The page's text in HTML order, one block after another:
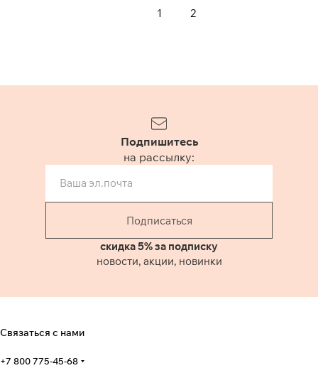
1 2
Подпишитесь
на рассылку:
Подписаться
скидка 5% за подписку
новости, акции, новинки
Связаться с нами
+7 800 775-45-68